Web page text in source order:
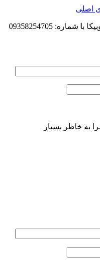
اصلی
09358254705
به خاطر بسپار